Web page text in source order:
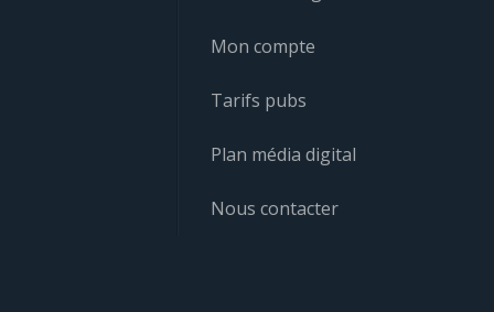
Mon compte
Tarifs pubs
Plan média digital
Nous contacter